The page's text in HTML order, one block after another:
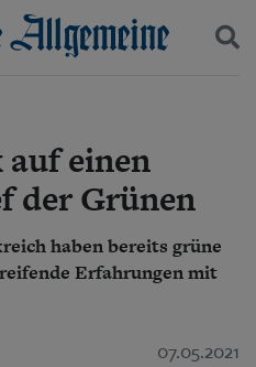
auf einen
der Grünen
haben bereits grüne
Erfahrungen mit
07.05.2021